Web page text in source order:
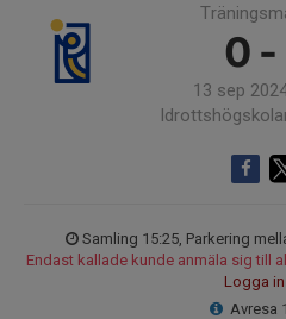
0 -
13 sep
Samling 15:25, Parkering
Endast kallade kunde anmäla sig till
Logga
Avresa